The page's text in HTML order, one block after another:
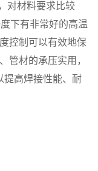
对材料要求比较
下有非常好的高温
控制可以有效地保
管材的承压实用，
提高焊接性能、耐